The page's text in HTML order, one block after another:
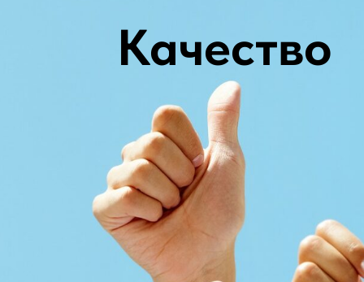
Качество